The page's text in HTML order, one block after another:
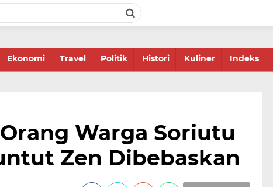
Ekonomi Travel Politik Histori Kuliner Indeks
Warga Soriutu
Zen Dibebaskan